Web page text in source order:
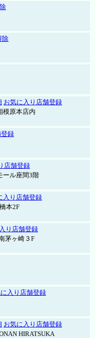
除
お気に入り店舗登録
模原本店内
録
店舗登録
ール座間3階
入り店舗登録
本2F
り店舗登録
茅ヶ崎３F
入り店舗登録
お気に入り店舗登録
HIRATSUKA